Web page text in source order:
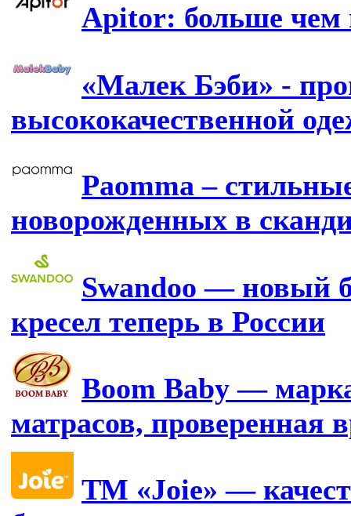
Apitor: больше чем
«Малек Бэби» -
высококачественной
Paomma –
новорожденных в
Swandoo — новый
кресел теперь в России
Boom Baby —
матрасов, проверенная
ТМ «Joie» —